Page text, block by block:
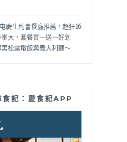
慶生約會餐廳推薦，超狂16
大，套餐買一送一好划
松露燉飯與義大利麵～
食記：愛食記APP